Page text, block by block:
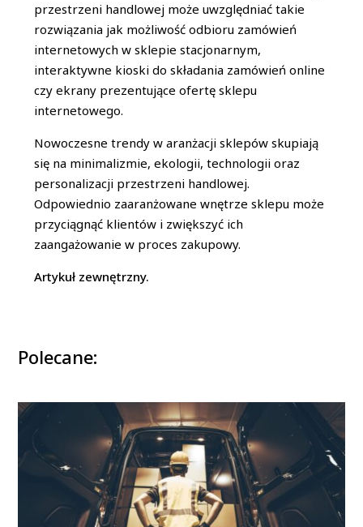
przestrzeni handlowej może uwzględniać takie
rozwiązania jak możliwość odbioru zamówień
internetowych w sklepie stacjonarnym,
interaktywne kioski do składania zamówień online
czy ekrany prezentujące ofertę sklepu
internetowego.
Nowoczesne trendy w aranżacji sklepów skupiają
się na minimalizmie, ekologii, technologii oraz
personalizacji przestrzeni handlowej.
Odpowiednio zaaranżowane wnętrze sklepu może
przyciągnąć klientów i zwiększyć ich
zaangażowanie w proces zakupowy.
Artykuł zewnętrzny.
Polecane: